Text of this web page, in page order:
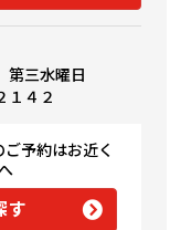
第三水曜日
１４２
予約はお近く
す